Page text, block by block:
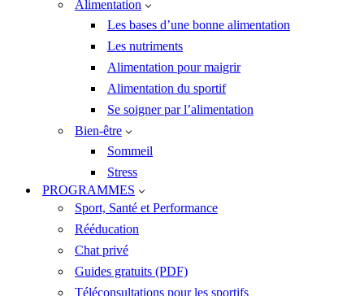
Alimentation
Les bases d’une bonne alimentation
Les nutriments
Alimentation pour maigrir
Alimentation du sportif
Se soigner par l’alimentation
Bien-être
Sommeil
Stress
PROGRAMMES
Sport, Santé et Performance
Rééducation
Chat privé
Guides gratuits (PDF)
Téléconsultations pour les sportifs